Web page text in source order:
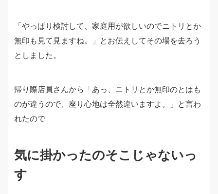
「やっぱり検討して、家庭用が欲しいのでニトリとか
無印も見て見ますね。」とお伝えしてその場を去ろう
としました。
帰り際店員さんから「あっ、ニトリとか無印のとはも
のが違うので、座り心地は全然違いますよ。」と言わ
れたので
気に掛かったのそこじゃないっ
す